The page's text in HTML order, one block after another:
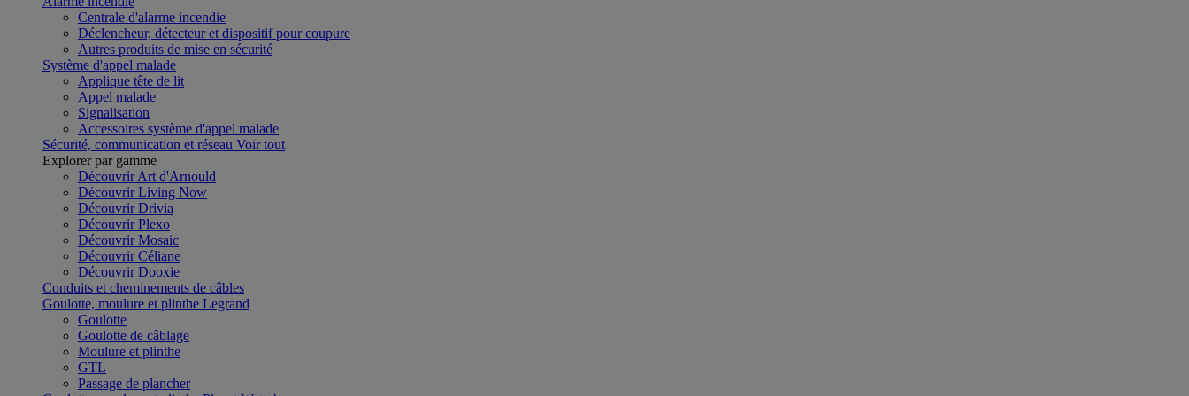
Centrale d'alarme incendie
Déclencheur, détecteur et dispositif pour coupure
Autres produits de mise en sécurité
Système d'appel malade
Applique tête de lit
Appel malade
Signalisation
Accessoires système d'appel malade
Sécurité, communication et réseau Voir tout
Explorer par gamme
Découvrir Art d'Arnould
Découvrir Living Now
Découvrir Drivia
Découvrir Plexo
Découvrir Mosaic
Découvrir Céliane
Découvrir Dooxie
Conduits et cheminements de câbles
Goulotte, moulure et plinthe Legrand
Goulotte
Goulotte de câblage
Moulure et plinthe
GTL
Passage de plancher